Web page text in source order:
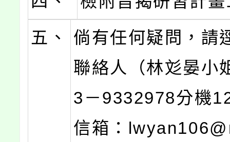
五、
倘有任何疑問，請
聯絡人（林彣晏小
3－9332978分機
信箱：